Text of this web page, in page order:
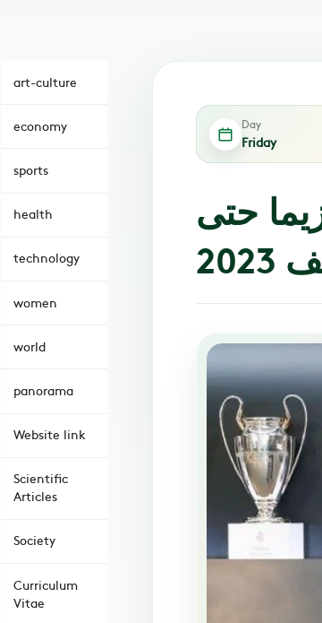
art-culture
economy
sports
health
technology
women
world
panorama
Website link
Scientific
Articles
Society
Curriculum
Vitae
Day
Friday
حتى